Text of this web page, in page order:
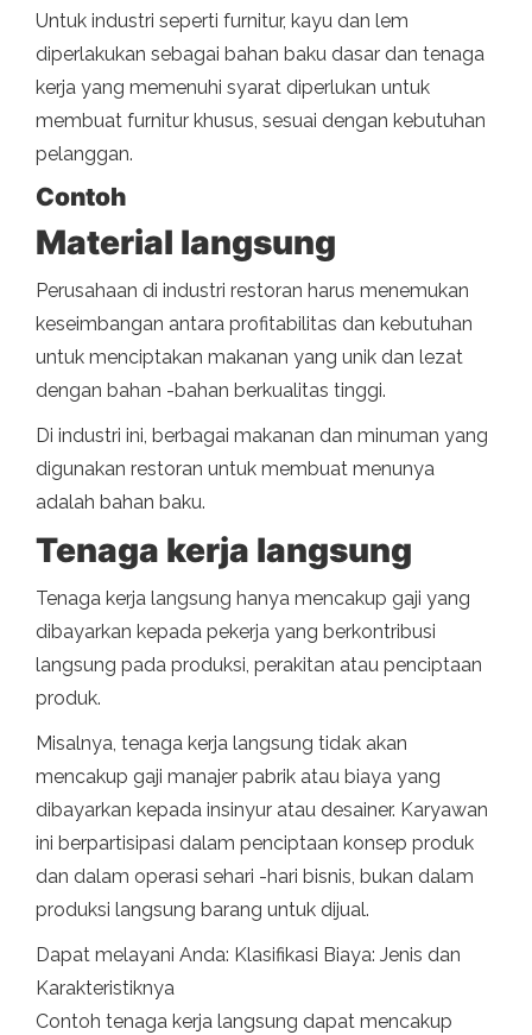
Untuk industri seperti furnitur, kayu dan lem
diperlakukan sebagai bahan baku dasar dan tenaga
kerja yang memenuhi syarat diperlukan untuk
membuat furnitur khusus, sesuai dengan kebutuhan
pelanggan.
Contoh
Material langsung
Perusahaan di industri restoran harus menemukan
keseimbangan antara profitabilitas dan kebutuhan
untuk menciptakan makanan yang unik dan lezat
dengan bahan -bahan berkualitas tinggi.
Di industri ini, berbagai makanan dan minuman yang
digunakan restoran untuk membuat menunya
adalah bahan baku.
Tenaga kerja langsung
Tenaga kerja langsung hanya mencakup gaji yang
dibayarkan kepada pekerja yang berkontribusi
langsung pada produksi, perakitan atau penciptaan
produk.
Misalnya, tenaga kerja langsung tidak akan
mencakup gaji manajer pabrik atau biaya yang
dibayarkan kepada insinyur atau desainer. Karyawan
ini berpartisipasi dalam penciptaan konsep produk
dan dalam operasi sehari -hari bisnis, bukan dalam
produksi langsung barang untuk dijual.
Dapat melayani Anda: Klasifikasi Biaya: Jenis dan
Karakteristiknya
Contoh tenaga kerja langsung dapat mencakup